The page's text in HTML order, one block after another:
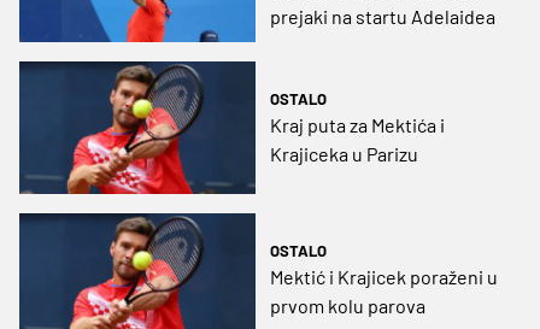
prejaki na startu Adelaidea
OSTALO
Kraj puta za Mektića i
Krajiceka u Parizu
OSTALO
Mektić i Krajicek poraženi u
prvom kolu parova